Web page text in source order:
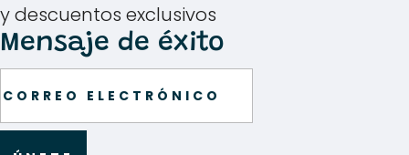
y descuentos exclusivos
Mensaje de éxito